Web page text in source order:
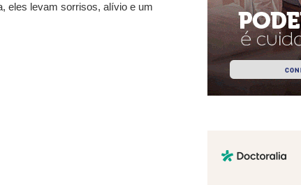
eles levam sorrisos, alívio e um